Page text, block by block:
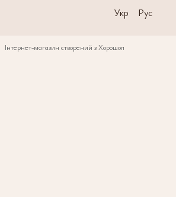
Укр Рус
Інтернет-магазин створений з Хорошоп